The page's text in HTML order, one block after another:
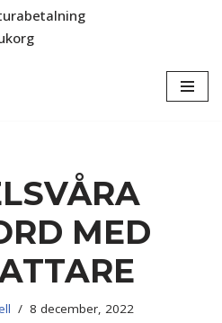
MED
8 december, 2022